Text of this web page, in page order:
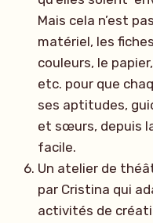
Mais cela n’est
matériel, les
couleurs, le
etc. pour que
ses aptitudes,
et sœurs, depuis
facile.
Un atelier de
par Cristina qui
activités de